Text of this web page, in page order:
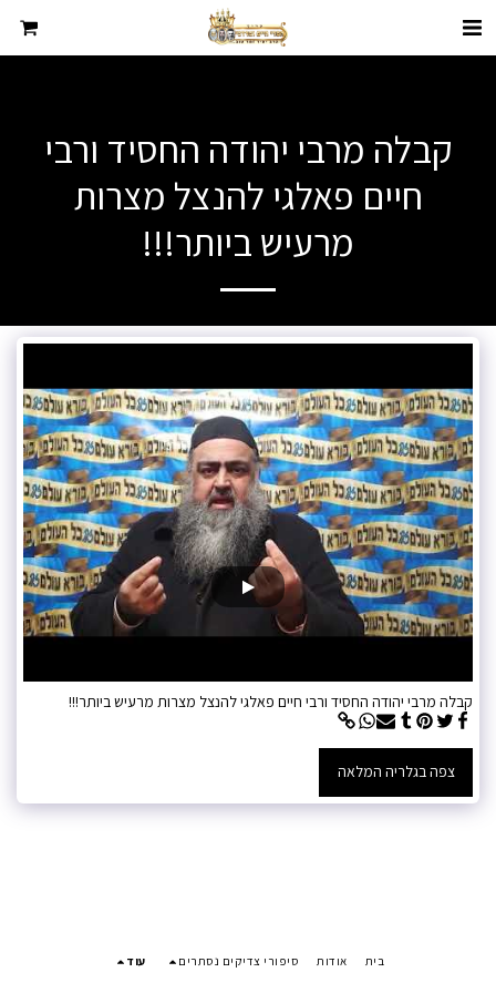
קבלה מרבי יהודה החסיד ורבי
חיים פאלגי להנצל מצרות
מרעיש ביותר!!!
קבלה מרבי יהודה החסיד ורבי חיים פאלגי להנצל מצרות מרעיש ביותר!!!
צפה בגלריה המלאה
בית אודות סיפורי צדיקים נסתרים עוד